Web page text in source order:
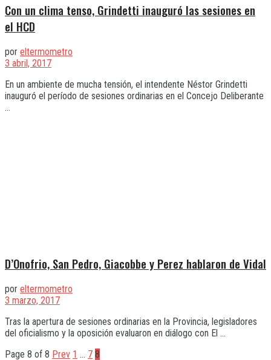
Con un clima tenso, Grindetti inauguró las sesiones en
el HCD
por eltermometro
3 abril, 2017
En un ambiente de mucha tensión, el intendente Néstor Grindetti
inauguró el período de sesiones ordinarias en el Concejo Deliberante
...
D’Onofrio, San Pedro, Giacobbe y Perez hablaron de Vidal
por eltermometro
3 marzo, 2017
Tras la apertura de sesiones ordinarias en la Provincia, legisladores
del oficialismo y la oposición evaluaron en diálogo con El ...
Page 8 of 8 Prev 1 … 7 8